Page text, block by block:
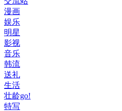
漫画
娱乐
明星
影视
音乐
韩流
送礼
生活
壮龄go!
特写